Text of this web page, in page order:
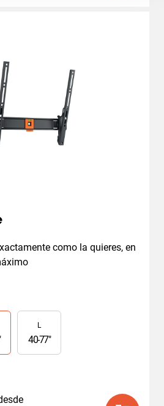
como la quieres, en
L
40-77"